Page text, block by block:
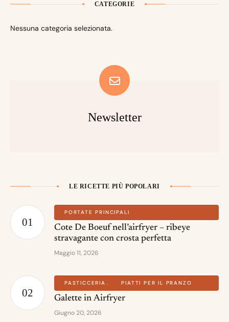
CATEGORIE
Nessuna categoria selezionata.
Newsletter
LE RICETTE PIÙ POPOLARI
PORTATE PRINCIPALI
Cote De Boeuf nell’airfryer – ribeye
stravagante con crosta perfetta
Maggio 11, 2026
PASTICCERIA PIATTI PER IL PRANZO
Galette in Airfryer
Giugno 20, 2026